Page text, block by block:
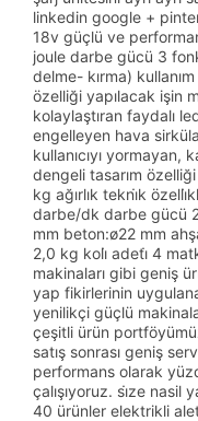
linkedin google +
18v güçlü ve
joule darbe gücü 3
delme- kırma)
özelliği yapılacak işin
kolaylaştıran faydalı led
engelleyen hava
kullanıcıyı
dengeli tasarım
kg ağırlık tekni̇k
darbe/dk darbe gücü
mm beton:ø22 mm
2,0 kg koli̇ adeti̇ 4
makinaları gibi geniş
yap fikirlerinin
yenilikçi güçlü
çeşitli ürün
satış sonrası geniş
performans olarak
çalışıyoruz. si̇ze nasil
40 ürünler elektrikli